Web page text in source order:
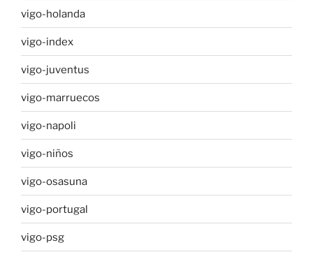
vigo-holanda
vigo-index
vigo-juventus
vigo-marruecos
vigo-napoli
vigo-niños
vigo-osasuna
vigo-portugal
vigo-psg